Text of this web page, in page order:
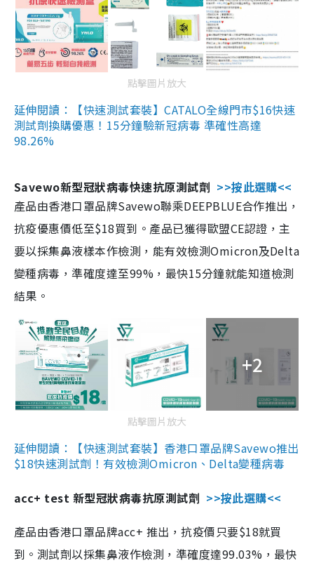
點擊圖片放大
延伸閱讀：【快速測試套裝】CATALO全線門市$16快速
測試劑換購優惠！15分鐘驗新冠病毒 準確性高達
98.26%
Savewo新型冠狀病毒快速抗原測試劑 >>按此選購<<
產品由香港口罩品牌Savewo聯乘DEEPBLUE合作推出，
抗疫優惠價低至$18買到。產品已獲得歐盟CE認證，主
要以採集鼻液樣本作檢測，能有效檢測Omicron及Delta
變種病毒，準確度達至99%，最快15分鐘就能知道檢測
結果。
+2
點擊圖片放大
延伸閱讀：【快速測試套裝】香港口罩品牌Savewo推出
$18快速測試劑！有效檢測Omicron、Delta變種病毒
acc+ test 新型冠狀病毒抗原測試劑 >>按此選購<<
產品由香港口罩品牌acc+ 推出，抗疫價只要$18就買
到。測試劑以採集鼻液作檢測，準確度達99.03%，最快